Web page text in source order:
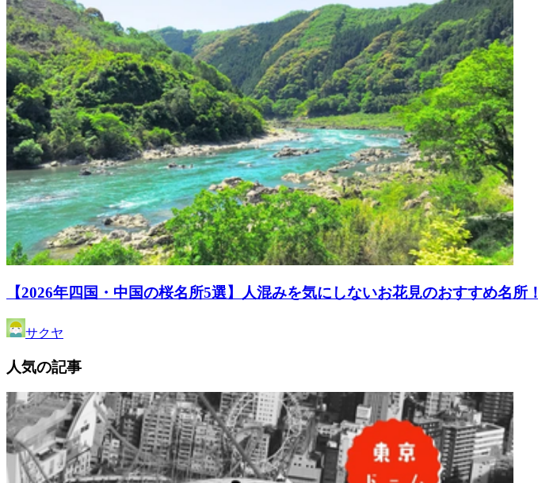
【2026年四国・中国の桜名所5選】人混みを気にしないお花見のおすすめ名所！
サクヤ
人気の記事